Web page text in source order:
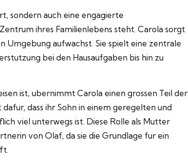
sondern auch eine engagierte
ihres Familienlebens steht. Carola sorgt
Umgebung aufwachst. Sie spielt eine zentrale
bei den Hausaufgaben bis hin zu
ist, ubernimmt Carola einen grossen Teil der
dafur, dass ihr Sohn in einem geregelten und
viel unterwegs ist. Diese Rolle als Mutter
von Olaf, da sie die Grundlage fur ein